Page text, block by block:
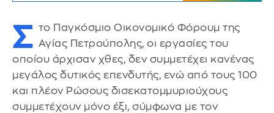
Σ το Παγκόσμιο Οικονομικό Φόρουμ της
Αγίας Πετρούπολης, οι εργασίες του
οποίου άρχισαν χθες, δεν συμμετέχει κανένας
μεγάλος δυτικός επενδυτής, ενώ από τους 100
και πλέον Ρώσους δισεκατομμυριούχους
συμμετέχουν μόνο έξι, σύμφωνα με τον